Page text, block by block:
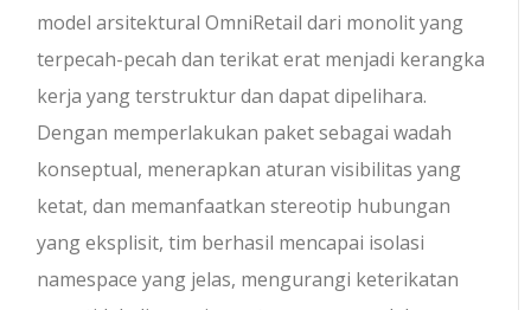
model arsitektural OmniRetail dari monolit yang
terpecah-pecah dan terikat erat menjadi kerangka
kerja yang terstruktur dan dapat dipelihara.
Dengan memperlakukan paket sebagai wadah
konseptual, menerapkan aturan visibilitas yang
ketat, dan memanfaatkan stereotip hubungan
yang eksplisit, tim berhasil mencapai isolasi
namespace yang jelas, mengurangi keterikatan